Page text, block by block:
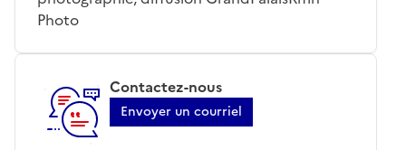
Photo
Contactez-nous
Envoyer un courriel